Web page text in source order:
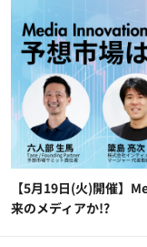
【5月19日(火)開催】
来のメディアか!?